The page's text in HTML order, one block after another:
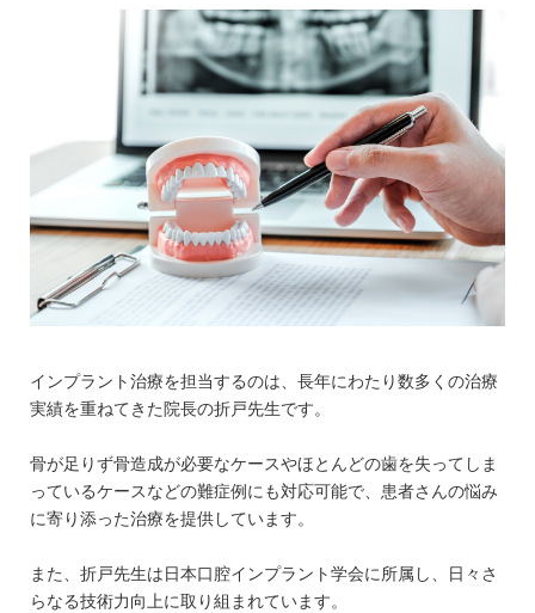
インプラント治療を担当するのは、長年にわたり数多くの治療
実績を重ねてきた院長の折戸先生です。
骨が足りず骨造成が必要なケースやほとんどの歯を失ってしま
っているケースなどの難症例にも対応可能で、患者さんの悩み
に寄り添った治療を提供しています。
また、折戸先生は日本口腔インプラント学会に所属し、日々さ
らなる技術力向上に取り組まれています。